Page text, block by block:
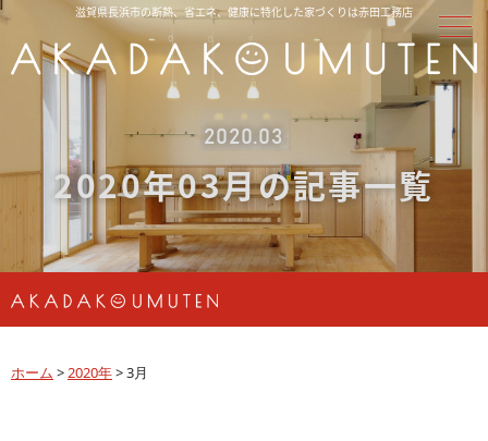
滋賀県長浜市の断熱、省エネ、健康に特化した家づくりは赤田工務店
2020.03
2020年03月の記事一覧
ホーム >2020年>3月